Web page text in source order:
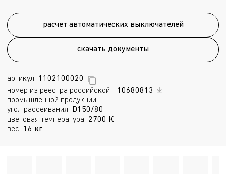
расчет автоматических выключателей
скачать документы
артикул
1102100020
номер из реестра российской
промышленной продукции
10680813
угол рассеивания
D150/80
цветовая температура
2700 К
вес
16 кг